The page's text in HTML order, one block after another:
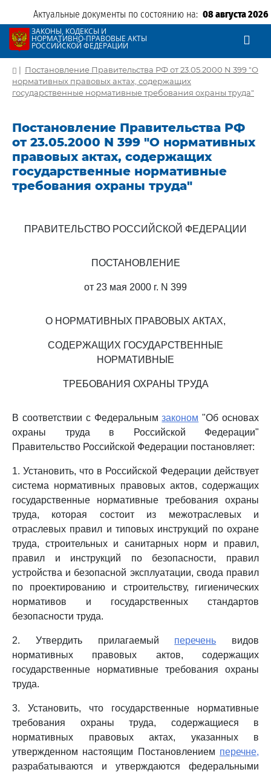
Актуальные документы по состоянию на: 08 августа 2026
ЗАКОНЫ, КОДЕКСЫ И
НОРМАТИВНО-ПРАВОВЫЕ АКТЫ
РОССИЙСКОЙ ФЕДЕРАЦИИ
| Постановление Правительства РФ от 23.05.2000 N 399 "О
нормативных правовых актах, содержащих
государственные нормативные требования охраны труда"
Постановление Правительства РФ
от 23.05.2000 N 399 "О нормативных
правовых актах, содержащих
государственные нормативные
требования охраны труда"
ПРАВИТЕЛЬСТВО РОССИЙСКОЙ ФЕДЕРАЦИИ
ПОСТАНОВЛЕНИЕ
от 23 мая 2000 г. N 399
О НОРМАТИВНЫХ ПРАВОВЫХ АКТАХ,
СОДЕРЖАЩИХ ГОСУДАРСТВЕННЫЕ
НОРМАТИВНЫЕ
ТРЕБОВАНИЯ ОХРАНЫ ТРУДА
В соответствии с Федеральнымзаконом "Об основах
охраны труда в Российской Федерации"
Правительство Российской Федерации постановляет:
1. Установить, что в Российской Федерации действует
система нормативных правовых актов, содержащих
государственные нормативные требования охраны
труда, которая состоит из межотраслевых и
отраслевых правил и типовых инструкций по охране
труда, строительных и санитарных норм и правил,
правил и инструкций по безопасности, правил
устройства и безопасной эксплуатации, свода правил
по проектированию и строительству, гигиенических
нормативов и государственных стандартов
безопасности труда.
2. Утвердить прилагаемый перечень видов
нормативных правовых актов, содержащих
государственные нормативные требования охраны
труда.
3. Установить, что государственные нормативные
требования охраны труда, содержащиеся в
нормативных правовых актах, указанных в
утвержденном настоящим Постановлением перечне,
разрабатываются и утверждаются федеральными